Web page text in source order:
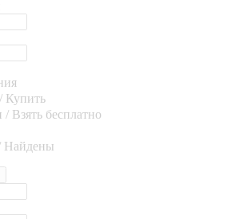
Купить
Взять бесплатно
Найдены